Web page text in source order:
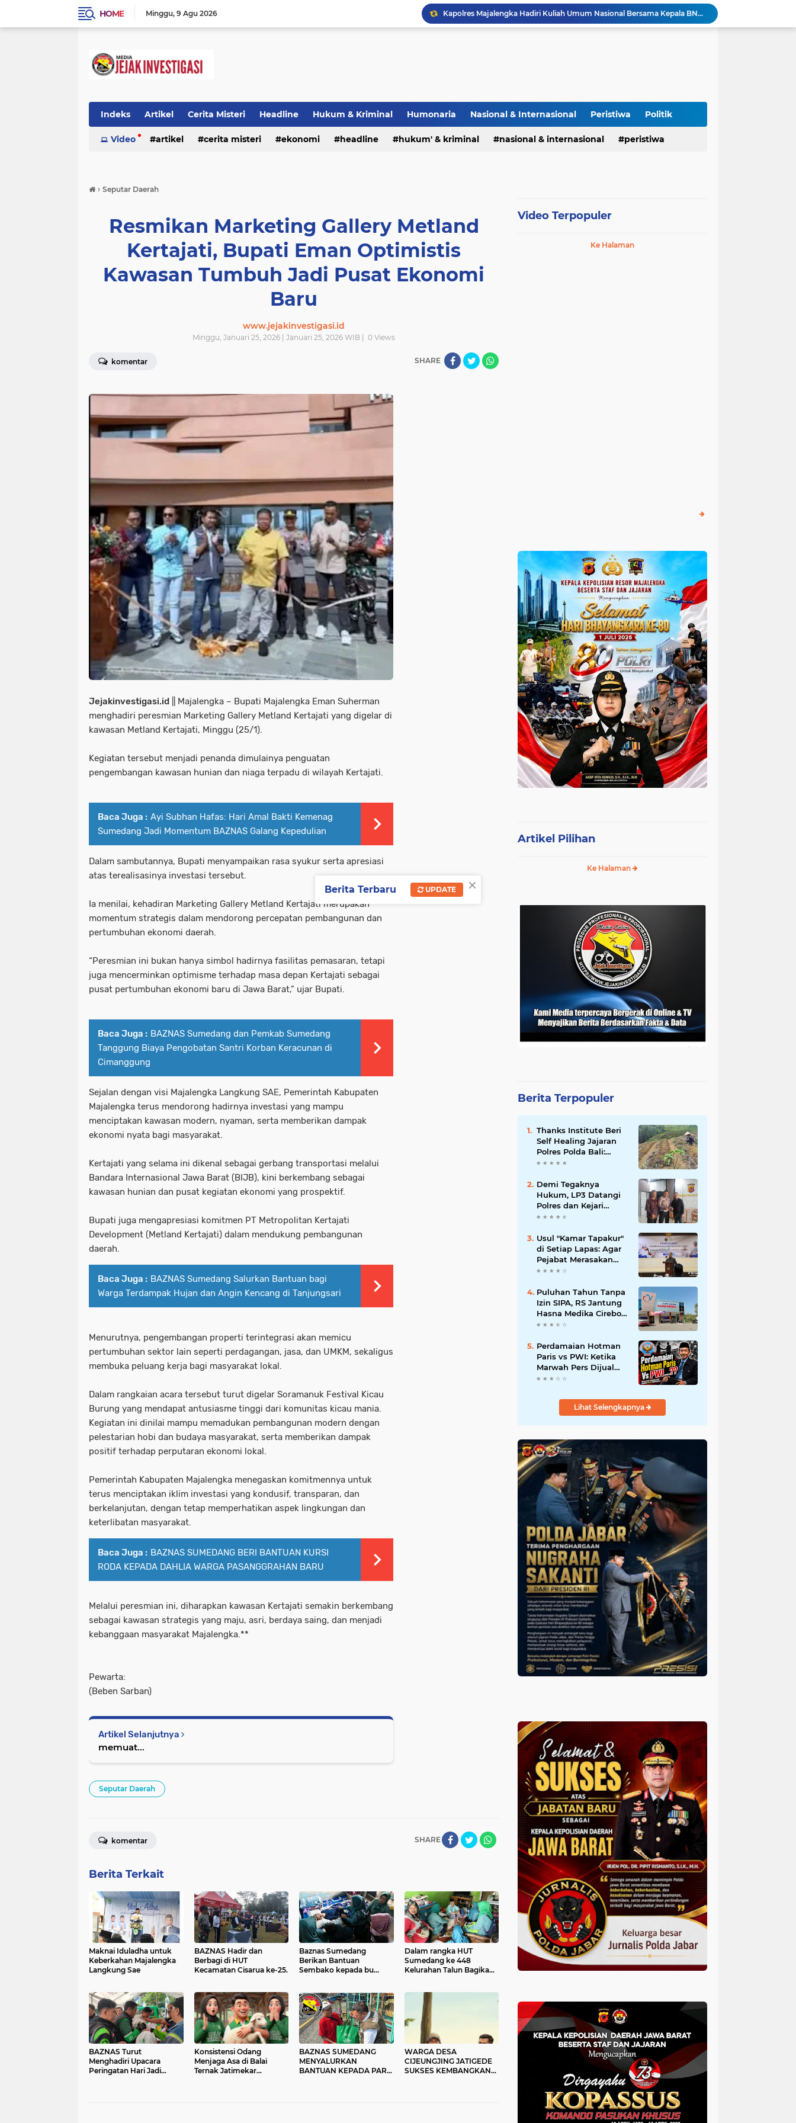
HOME Minggu 9 Agu 2026 Kapolres Majalengka Hadiri Kuliah Umum Nasional Bersama Kepala BNN RI di UNMA
Kapolres Pidie Pererat Silaturahmi dengan Pimpinan HUDA Pidie, Ajak Jaga Damai Aceh dan Semarakkan HUT RI ke-81
Indeks Artikel Cerita Misteri Headline Hukum & Kriminal Humonaria Nasional & Internasional Peristiwa Politik
Prestasi Ragam Info Seputar Daerah TNI & POLRI UU Pers
Video artikel cerita misteri ekonomi headline hukum' & kriminal nasional & internasional peristiwa
› Seputar Daerah
Resmikan Marketing Gallery Metland
Kertajati, Bupati Eman Optimistis
Kawasan Tumbuh Jadi Pusat Ekonomi
Baru
www.jejakinvestigasi.id
Minggu, Januari 25, 2026 | Januari 25, 2026 WIB | 0 Views
komentar SHARE
Jejakinvestigasi.id
|| Majalengka – Bupati Majalengka Eman Suherman
menghadiri peresmian Marketing Gallery Metland Kertajati yang digelar di
kawasan Metland Kertajati, Minggu (25/1).
Kegiatan tersebut menjadi penanda dimulainya penguatan
pengembangan kawasan hunian dan niaga terpadu di wilayah Kertajati.
Baca Juga : Ayi Subhan Hafas: Hari Amal Bakti Kemenag
Sumedang Jadi Momentum BAZNAS Galang Kepedulian
Dalam sambutannya, Bupati menyampaikan rasa syukur serta apresiasi
atas terealisasinya investasi tersebut.
Ia menilai, kehadiran Marketing Gallery Metland Kertajati merupakan
momentum strategis dalam mendorong percepatan pembangunan dan
pertumbuhan ekonomi daerah.
“Peresmian ini bukan hanya simbol hadirnya fasilitas pemasaran, tetapi
juga mencerminkan optimisme terhadap masa depan Kertajati sebagai
pusat pertumbuhan ekonomi baru di Jawa Barat,” ujar Bupati.
Baca Juga : BAZNAS Sumedang dan Pemkab Sumedang
Tanggung Biaya Pengobatan Santri Korban Keracunan di
Cimanggung
Sejalan dengan visi Majalengka Langkung SAE, Pemerintah Kabupaten
Majalengka terus mendorong hadirnya investasi yang mampu
menciptakan kawasan modern, nyaman, serta memberikan dampak
ekonomi nyata bagi masyarakat.
Kertajati yang selama ini dikenal sebagai gerbang transportasi melalui
Bandara Internasional Jawa Barat (BIJB), kini berkembang sebagai
kawasan hunian dan pusat kegiatan ekonomi yang prospektif.
Bupati juga mengapresiasi komitmen PT Metropolitan Kertajati
Development (Metland Kertajati) dalam mendukung pembangunan
daerah.
Baca Juga : BAZNAS Sumedang Salurkan Bantuan bagi
Warga Terdampak Hujan dan Angin Kencang di Tanjungsari
Menurutnya, pengembangan properti terintegrasi akan memicu
pertumbuhan sektor lain seperti perdagangan, jasa, dan UMKM, sekaligus
membuka peluang kerja bagi masyarakat lokal.
Dalam rangkaian acara tersebut turut digelar Soramanuk Festival Kicau
Burung yang mendapat antusiasme tinggi dari komunitas kicau mania.
Kegiatan ini dinilai mampu memadukan pembangunan modern dengan
pelestarian hobi dan budaya masyarakat, serta memberikan dampak
positif terhadap perputaran ekonomi lokal.
Pemerintah Kabupaten Majalengka menegaskan komitmennya untuk
terus menciptakan iklim investasi yang kondusif, transparan, dan
berkelanjutan, dengan tetap memperhatikan aspek lingkungan dan
keterlibatan masyarakat.
Baca Juga : BAZNAS SUMEDANG BERI BANTUAN KURSI
RODA KEPADA DAHLIA WARGA PASANGGRAHAN BARU
Melalui peresmian ini, diharapkan kawasan Kertajati semakin berkembang
sebagai kawasan strategis yang maju, asri, berdaya saing, dan menjadi
kebanggaan masyarakat Majalengka.**
Pewarta:
(Beben Sarban)
Artikel Selanjutnya
memuat...
Seputar Daerah
SHARE
komentar
Berita Terkait
Maknai Iduladha untuk
Keberkahan Majalengka
Langkung Sae
BAZNAS Hadir dan
Berbagi di HUT
Kecamatan Cisarua ke-25.
Baznas Sumedang
Berikan Bantuan
Sembako kepada bu
Dalam rangka HUT
Sumedang ke 448
Kelurahan Talun Bagikan
BAZNAS Turut
Menghadiri Upacara
Peringatan Hari Jadi
Konsistensi Odang
Menjaga Asa di Balai
Ternak Jatimekar
BAZNAS SUMEDANG
MENYALURKAN
BANTUAN KEPADA PARA
WARGA DESA
CIJEUNGJING JATIGEDE
SUKSES KEMBANGKAN
Video Terpopuler
Ke Halaman
Artikel Pilihan
Ke Halaman
Berita Terpopuler
Thanks Institute Beri
Self Healing Jajaran
Polres Polda Bali:
Mantapkan Program
Demi Tegaknya
Hukum, LP3 Datangi
Polres dan Kejari
Majalengka; Minta
Proporsional:
Restoratif untuk
Lemah, Tegas untuk
Narkoba & Oknum
Usul "Kamar Tapakur"
di Setiap Lapas: Agar
Pejabat Merasakan
Suasana Penjara, Tak
Menyalahgunakan
Amanah
Puluhan Tahun Tanpa
Izin SIPA, RS Jantung
Hasna Medika Cirebon
Diduga Ambil Air
Advokat Kirim Surat
Somasi
Perdamaian Hotman
Paris vs PWI: Ketika
Marwah Pers Dijual
Murah di Meja
Aceng Syamsul Hadie
Lihat Selengkapnya
×
Berita Terbaru UPDATE